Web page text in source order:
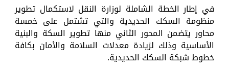
في إطار الخطة الشاملة لوزارة النقل لاستكمال تطوير
منظومة السكك الحديدية والتي تشتمل على خمسة
محاور يتضمن المحور الثاني منها تطوير السكة والبنية
الأساسية وذلك لزيادة معدلات السلامة والأمان بكافة
خطوط شبكة السكك الحديدية.